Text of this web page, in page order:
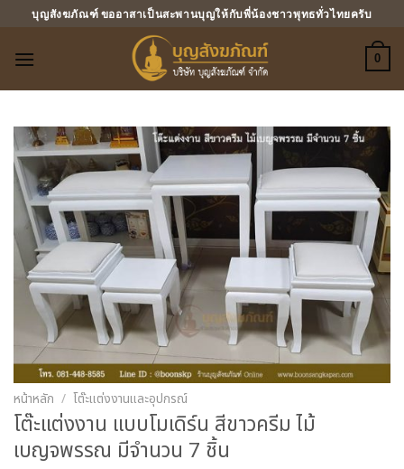
บุญสังฆภัณฑ์ ขออาสาเป็นสะพานบุญให้กับพี่น้องชาวพุทธทั่วไทยครับ
0
หน้าหลัก / โต๊ะแต่งงานและอุปกรณ์
โต๊ะแต่งงาน แบบโมเดิร์น สีขาวครีม ไม้
เบญจพรรณ มีจำนวน 7 ชิ้น